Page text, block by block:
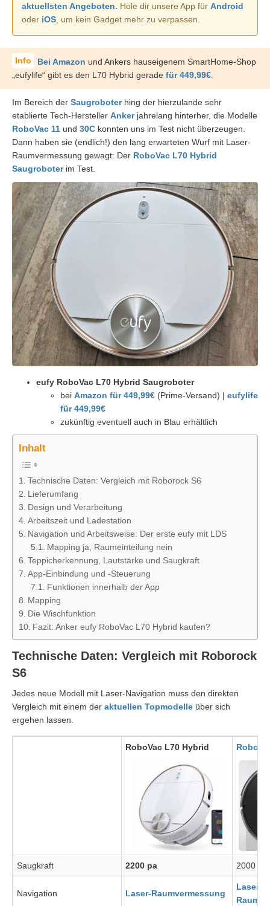
aktuellsten Angeboten. Hole dir unsere App für Android
oder iOS , um kein Gadget mehr zu verpassen.
Bei Amazon und Ankers hauseigenem SmartHome-Shop
„eufylife“ gibt es den L70 Hybrid gerade für 449,99€
Im Bereich der Saugroboterhing der hierzulande sehr
etablierte Tech-Hersteller Ankerjahrelang hinterher, die Modelle
RoboVac 11 und 30C konnten uns im Test nicht überzeugen.
Dann haben sie (endlich!) den lang erwarteten Wurf mit Laser-
Raumvermessung gewagt: Der RoboVac L70 Hybrid
Saugroboterim Test.
eufy RoboVac L70 Hybrid Saugroboter
bei Amazon für 449,99€ (Prime-Versand) | eufylife
für 449,99€
zukünftig eventuell auch in Blau erhältlich
Inhalt
Technische Daten: Vergleich mit Roborock S6
Lieferumfang
Design und Verarbeitung
Arbeitszeit und Ladestation
Navigation und Arbeitsweise: Der erste eufy mit LDS
Mapping ja, Raumeinteilung nein
Teppicherkennung, Lautstärke und Saugkraft
App-Einbindung und -Steuerung
Funktionen innerhalb der App
Mapping
Die Wischfunktion
Fazit: Anker eufy RoboVac L70 Hybrid kaufen?
Technische Daten: Vergleich mit Roborock
S6
Jedes neue Modell mit Laser-Navigation muss den direkten
Vergleich mit einem der aktuellen Topmodelle über sich
ergehen lassen.
RoboVac L70 Hybrid
Saugkraft 2200 pa 2000 pa
Navigation Laser-Raumvermessung
Laser-